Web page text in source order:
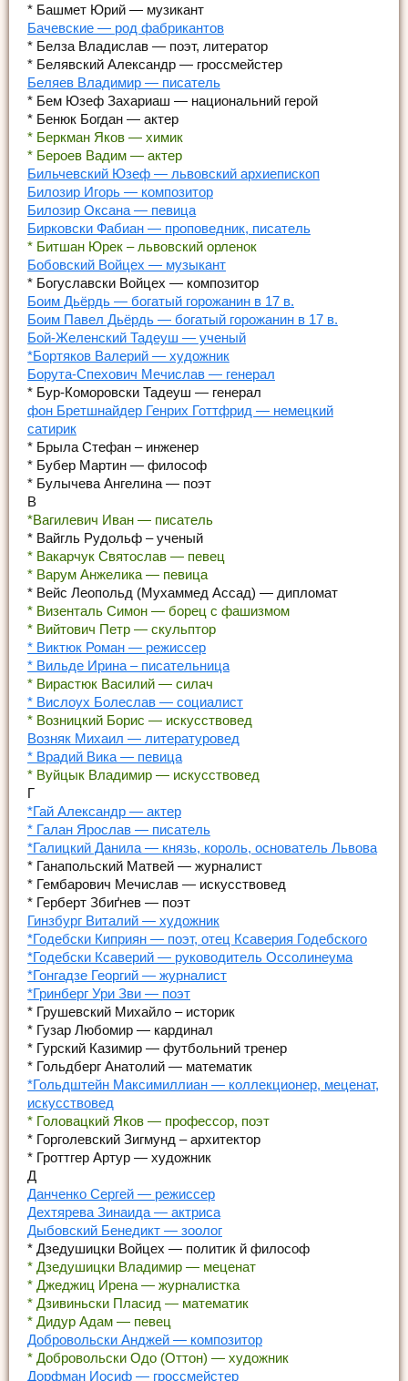
* Башмет Юрий — музикант
Бачевские — род фабрикантов
* Белза Владислав — поэт, литератор
* Белявский Александр — гроссмейстер
Беляев Владимир — писатель
* Бем Юзеф Захариаш — национальний герой
* Бенюк Богдан — актер
* Беркман Яков — химик
* Бероев Вадим — актер
Бильчевский Юзеф — львовский архиепископ
Билозир Игорь — композитор
Билозир Оксана — певица
Бирковски Фабиан — проповедник, писатель
* Битшан Юрек – львовский орленок
Бобовский Войцех — музыкант
* Богуславски Войцех — композитор
Боим Дьёрдь — богатый горожанин в 17 в.
Боим Павел Дьёрдь — богатый горожанин в 17 в.
Бой-Желенский Тадеуш — ученый
*Бортяков Валерий — художник
Борута-Спехович Мечислав — генерал
* Бур-Коморовски Тадеуш — генерал
фон Бретшнайдер Генрих Готтфрид — немецкий
сатирик
* Брыла Стефан – инженер
* Бубер Мартин — философ
* Булычева Ангелина — поэт
В
*Вагилевич Иван — писатель
* Вайгль Рудольф – ученый
* Вакарчук Святослав — певец
* Варум Анжелика — певица
* Вейс Леопольд (Мухаммед Ассад) — дипломат
* Визенталь Симон — борец с фашизмом
* Вийтович Петр — скульптор
* Виктюк Роман — режиссер
* Вильде Ирина – писательница
* Вирастюк Василий — силач
* Вислоух Болеслав — социалист
* Возницкий Борис — искусствовед
Возняк Михаил — литературовед
* Врадий Вика — певица
* Вуйцык Владимир — искусствовед
Г
*Гай Александр — актер
* Галан Ярослав — писатель
*Галицкий Данила — князь, король, основатель Львова
* Ганапольский Матвей — журналист
* Гембарович Мечислав — искусствовед
* Герберт Збиґнев — поэт
Гинзбург Виталий — художник
*Годебски Киприян — поэт, отец Ксаверия Годебского
*Годебски Ксаверий — руководитель Оссолинеума
*Гонгадзе Георгий — журналист
*Гринберг Ури Зви — поэт
* Грушевский Михайло – историк
* Гузар Любомир — кардинал
* Гурский Казимир — футбольний тренер
* Гольдберг Анатолий — математик
*Гольдштейн Максимиллиан — коллекционер, меценат,
искусствовед
* Головацкий Яков — профессор, поэт
* Горголевский Зигмунд – архитектор
* Гроттгер Артур — художник
Д
Данченко Сергей — режиссер
Дехтярева Зинаида — актриса
Дыбовский Бенедикт — зоолог
* Дзедушицки Войцех — политик й философ
* Дзедушицки Владимир — меценат
* Джеджиц Ирена — журналистка
* Дзивиньски Пласид — математик
* Дидур Адам — певец
Добровольски Анджей — композитор
* Добровольски Одо (Оттон) — художник
Дорфман Иосиф — гроссмейстер